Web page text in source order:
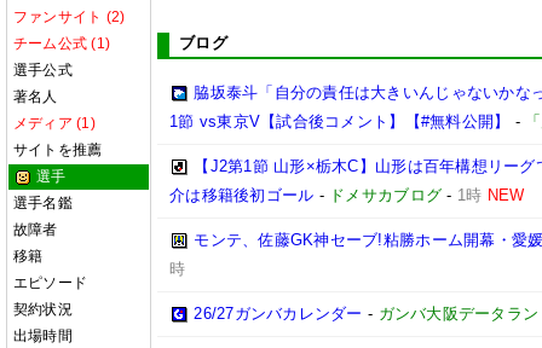
ファンサイト (2)
チーム公式 (1)
選手公式
著名人
メディア (1)
サイトを推薦
選手
選手名鑑
故障者
移籍
エピソード
契約状況
出場時間
ブログ
脇坂泰斗「自分の責任は大きいんじゃないか
1節 vs東京V【試合後コメント】【#無料公開】
-
【J2第1節 山形×栃木C】山形は百年構想リー
介は移籍後初ゴール - ドメサカブログ - 1時 NEW
モンテ、佐藤GK神セーブ!粘勝ホーム開幕・愛
時
26/27ガンバカレンダー - ガンバ大阪データラ